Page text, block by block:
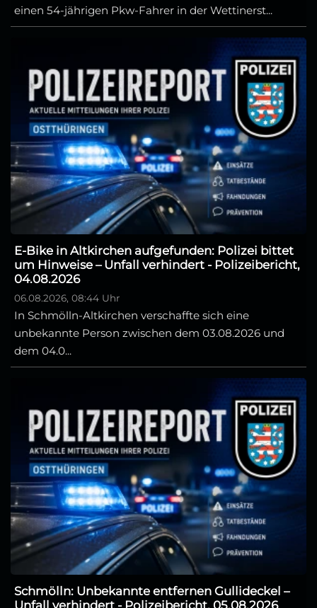
einen 54-jährigen Pkw-Fahrer in der Wettinerst...
E-Bike in Altkirchen aufgefunden: Polizei bittet
um Hinweise – Unfall verhindert - Polizeibericht,
04.08.2026
06.08.2026, 08:44 Uhr
In Schmölln-Altkirchen verschaffte sich eine
unbekannte Person zwischen dem 03.08.2026 und
dem 04.0...
Schmölln: Unbekannte entfernen Gullideckel –
Unfall verhindert - Polizeibericht, 05.08.2026